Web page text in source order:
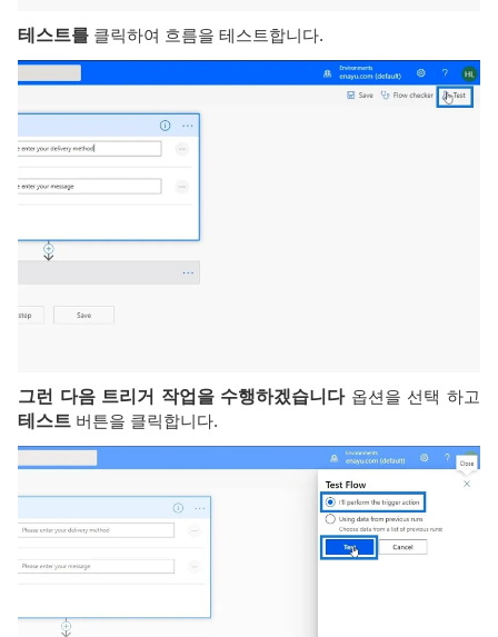
테스트를 클릭하여 흐름을 테스트합니다.
그런 다음 트리거 작업을 수행하겠습니다옵션을 선택 하고
테스트 버튼을 클릭합니다.